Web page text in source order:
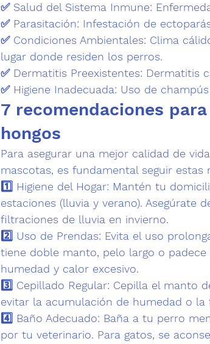
✅ Salud del Sistema Inmune:
✅ Parasitación: Infestación de
✅ Condiciones Ambientales: Clima
lugar donde residen los perros.
✅ Dermatitis Preexistentes: Dermatitis
✅ Higiene Inadecuada: Uso de
7 recomendaciones
hongos
Para asegurar una mejor calidad de
mascotas, es fundamental seguir estas
1️⃣ Higiene del Hogar: Mantén tu
estaciones (lluvia y verano). Asegúrate
filtraciones de lluvia en invierno.
2️⃣ Uso de Prendas: Evita el uso
tiene doble manto, pelo largo o
humedad y calor excesivo.
3️⃣ Cepillado Regular: Cepilla el manto
evitar la acumulación de humedad o la
⁠4️⃣ Baño Adecuado: Baña a tu perro
por tu veterinario. Para gatos, se